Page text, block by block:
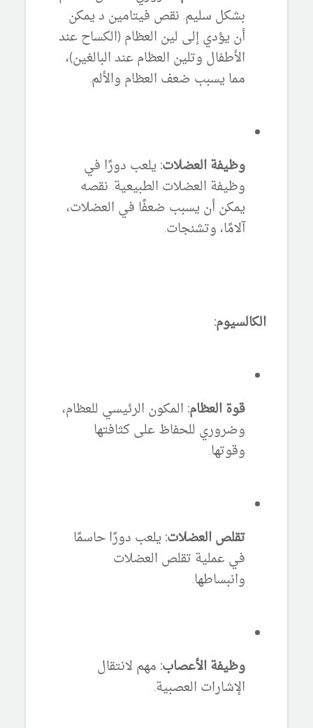
بشكل سليم. نقص فيتامين د يمكن
أن يؤدي إلى لين العظام (الكساح عند
الأطفال وتلين العظام عند البالغين)،
مما يسبب ضعف العظام والألم.
وظيفة العضلات:يلعب دورًا في
وظيفة العضلات الطبيعية. نقصه
يمكن أن يسبب ضعفًا في العضلات،
آلامًا، وتشنجات.
الكالسيوم:
قوة العظام: المكون الرئيسي للعظام،
وضروري للحفاظ على كثافتها
وقوتها.
تقلص العضلات:يلعب دورًا حاسمًا
في عملية تقلص العضلات
وانبساطها.
وظيفة الأعصاب: مهم لانتقال
الإشارات العصبية.